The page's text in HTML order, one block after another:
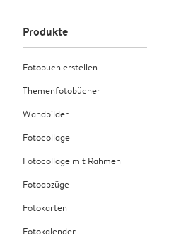
Produkte
Fotobuch erstellen
Themenfotobücher
Wandbilder
Fotocollage
Fotocollage mit Rahmen
Fotoabzüge
Fotokarten
Fotokalender